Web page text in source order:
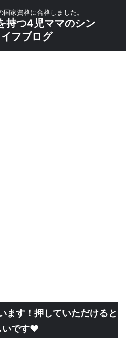
家資格に合格しました。
持つ4児ママのシン
フブログ
ます！押していただけると
いです❤